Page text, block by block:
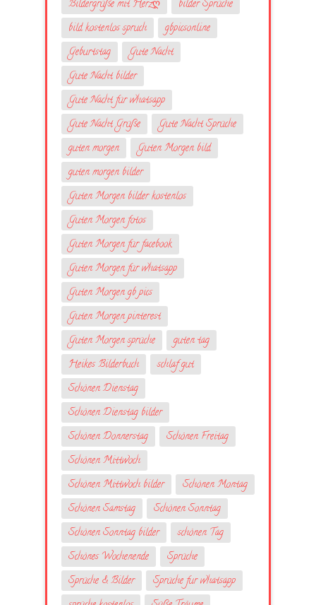
Bildergrüße mit Herzღ
bilder Sprüche
bild kostenlos spruch
gbpicsonline
Geburtstag
Gute Nacht
Gute Nacht bilder
Gute Nacht für whatsapp
Gute Nacht Grüße
Gute Nacht Sprüche
guten morgen
Guten Morgen bild
guten morgen bilder
Guten Morgen bilder kostenlos
Guten Morgen fotos
Guten Morgen für facebook
Guten Morgen für whatsapp
Guten Morgen gb pics
Guten Morgen pinterest
Guten Morgen sprüche
guten tag
Heikes Bilderbuch
schlaf gut
Schönen Dienstag
Schönen Dienstag bilder
Schönen Donnerstag
Schönen Freitag
Schönen Mittwoch
Schönen Mittwoch bilder
Schönen Montag
Schönen Samstag
Schönen Sonntag
Schönen Sonntag bilder
schönen Tag
Schönes Wochenende
Sprüche
Sprüche & Bilder
Sprüche fur whatsapp